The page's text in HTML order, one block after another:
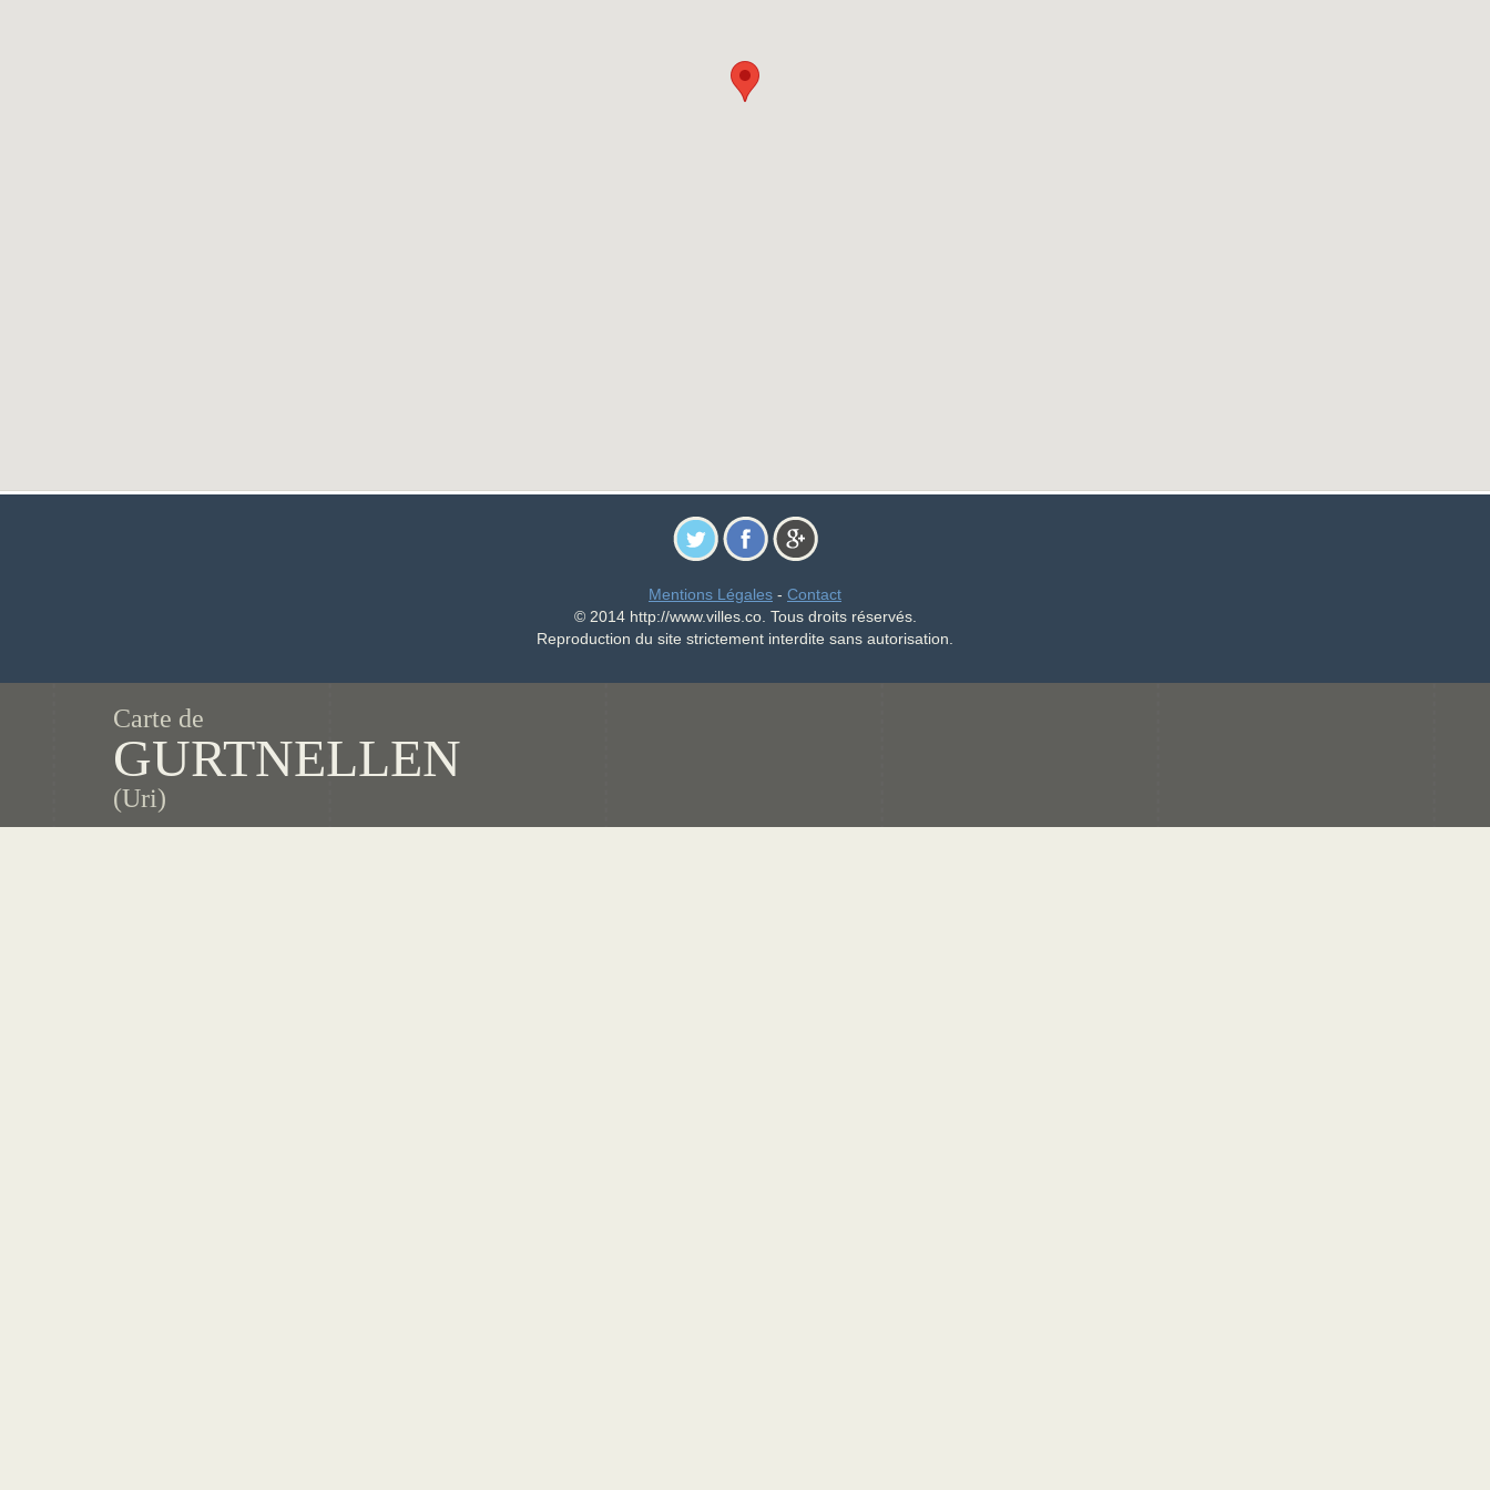
Mentions Légales - Contact
© 2014 http://www.villes.co. Tous droits réservés.
Reproduction du site strictement interdite sans autorisation.
Carte de
GURTNELLEN
(Uri)